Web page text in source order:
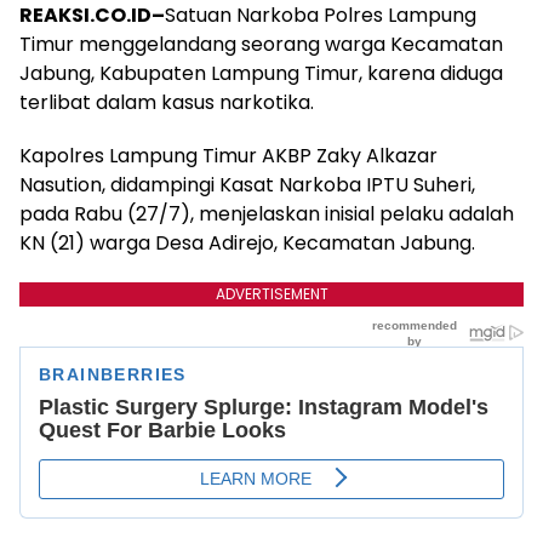
REAKSI.CO.ID–Satuan Narkoba Polres Lampung
Timur menggelandang seorang warga Kecamatan
Jabung, Kabupaten Lampung Timur, karena diduga
terlibat dalam kasus narkotika.
Kapolres Lampung Timur AKBP Zaky Alkazar
Nasution, didampingi Kasat Narkoba IPTU Suheri,
pada Rabu (27/7), menjelaskan inisial pelaku adalah
KN (21) warga Desa Adirejo, Kecamatan Jabung.
ADVERTISEMENT